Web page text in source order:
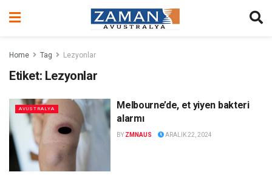
Home Tag Lezyonlar
Etiket: Lezyonlar
AVUSTRALYA
Melbourne’de, et yiyen bakteri
alarmı
BY ZMNAUS ARALIK 22, 2024